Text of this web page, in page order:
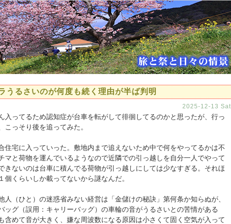
うるさいのが何度も続く理由が半ば判明
2025-12-13 Sat
ってるため認知症が台車を転がして徘徊してるのかと思ったが、行っ
こっそり後を追ってみた。
宅に入っていった。敷地内まで追えないため中で何をやってるかは不
マと荷物を運んでいるようなので近隣での引っ越しを自分一人でやって
きないのは台車に積んでる荷物が引っ越しにしては少なすぎる。それほ
個くらいしか載ってないから謎なんだ。
（ひと）の迷惑省みない経営は「金儲けの秘訣」第何条か知らぬが、
ッグ（誤用：キャリーバッグ）の車輪の音がうるさいとの苦情がある
含めて音が大きく、嫌な周波数になる原因は小さくて固く空気が入って